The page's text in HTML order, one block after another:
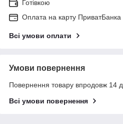
Готівкою
Оплата на карту ПриватБанка
Всі умови оплати
Умови повернення
Повернення товару впродовж 14
Всі умови повернення